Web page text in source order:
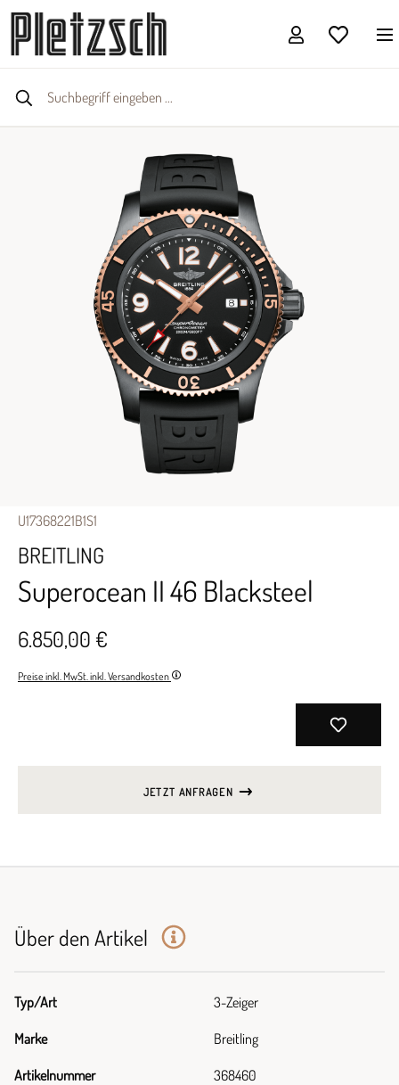
U17368221B1S1
BREITLING
Superocean II 46 Blacksteel
6.850,00 €
Preise inkl. MwSt. inkl. Versandkosten
JETZT ANFRAGEN
Über den Artikel
Typ/Art 3-Zeiger
Marke Breitling
Artikelnummer 368460